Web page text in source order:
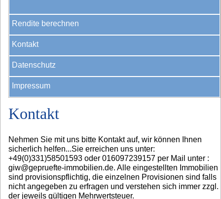
Rendite berechnen
Kontakt
Datenschutz
Impressum
Kontakt
Nehmen Sie mit uns bitte Kontakt auf, wir können Ihnen
sicherlich helfen...Sie erreichen uns unter:
+49(0)331)58501593 oder 016097239157 per Mail unter :
giw@gepruefte-immobilien.de. Alle eingestellten Immobilien
sind provisionspflichtig, die einzelnen Provisionen sind falls
nicht angegeben zu erfragen und verstehen sich immer zzgl.
der jeweils gültigen Mehrwertsteuer.